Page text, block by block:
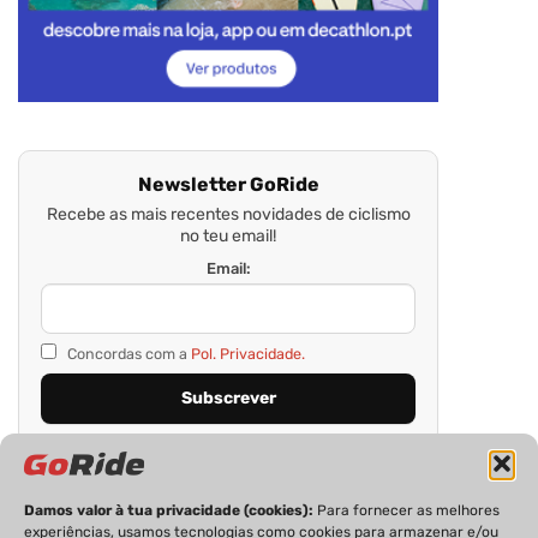
Damos valor à tua privacidade (cookies): Para fornecer as melhores
experiências, usamos tecnologias como cookies para armazenar e/ou
Newsletter GoRide
Recebe as mais recentes novidades de ciclismo
no teu email!
Email:
Concordas com a Pol. Privacidade.